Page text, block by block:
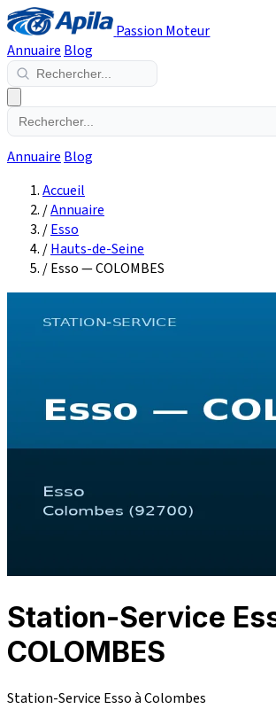
Passion Moteur
Annuaire Blog
Annuaire Blog
Accueil
/Annuaire
/Esso
/Hauts-de-Seine
/Esso — COLOMBES
Station-Service
COLOMBES
Station-Service Esso à Colombes